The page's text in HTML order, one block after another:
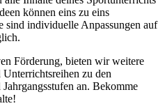
können eins zu eins
sind individuelle Anpassungen auf
Förderung, bieten wir weitere
zu den
an. Bekomme